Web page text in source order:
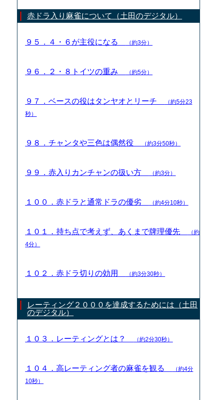
赤ドラ入り麻雀について（土田のデジタル）
９５．４・６が主役になる （約3分）
９６．２・８トイツの重み （約5分）
９７．ベースの役はタンヤオとリーチ
（約5分23
秒）
９８．チャンタや三色は偶然役 （約3分50秒）
９９．赤入りカンチャンの扱い方 （約3分）
１００．赤ドラと通常ドラの優劣 （約4分10秒）
１０１．持ち点で考えず、あくまで牌理優先
（約
4分）
１０２．赤ドラ切りの効用 （約3分30秒）
レーティング２０００を達成するためには（土田
のデジタル）
１０３．レーティングとは？ （約2分30秒）
１０４．高レーティング者の麻雀を観る
（約4分
10秒）